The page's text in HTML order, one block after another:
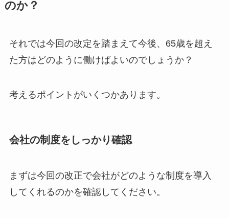
のか？
それでは今回の改定を踏まえて今後、65歳を超え
た方はどのように働けばよいのでしょうか？
考えるポイントがいくつかあります。
会社の制度をしっかり確認
まずは今回の改正で会社がどのような制度を導入
してくれるのかを確認してください。